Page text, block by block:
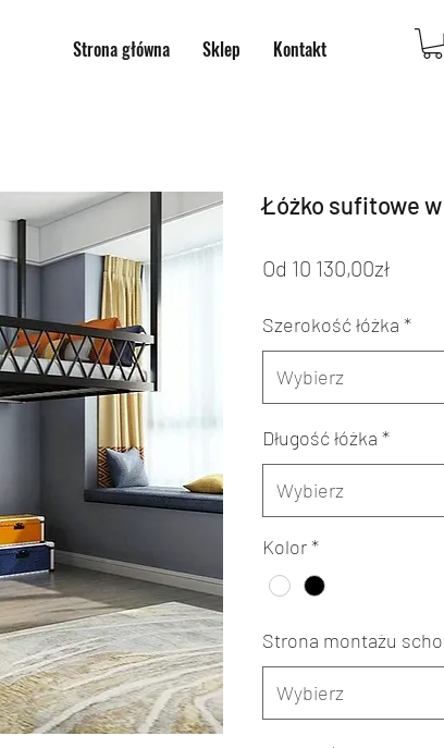
Strona główna Sklep Kontakt
Łóżko sufitowe
Od 10 130,00złCena
Szerokość łóżka *
Wybierz
Długość łóżka *
Wybierz
Kolor*
Strona montażu
Wybierz